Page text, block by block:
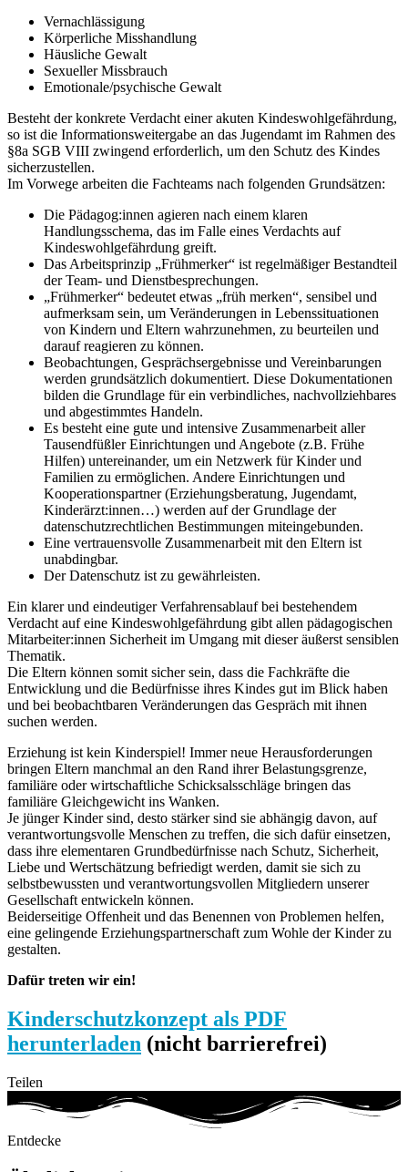
Vernachlässigung
Körperliche Misshandlung
Häusliche Gewalt
Sexueller Missbrauch
Emotionale/psychische Gewalt
Besteht der konkrete Verdacht einer akuten Kindeswohlgefährdung,
so ist die Informationsweitergabe an das Jugendamt im Rahmen des
§8a SGB VIII zwingend erforderlich, um den Schutz des Kindes
sicherzustellen.
Im Vorwege arbeiten die Fachteams nach folgenden Grundsätzen:
Die Pädagog:innen agieren nach einem klaren
Handlungsschema, das im Falle eines Verdachts auf
Kindeswohlgefährdung greift.
Das Arbeitsprinzip „Frühmerker“ ist regelmäßiger Bestandteil
der Team- und Dienstbesprechungen.
„Frühmerker“ bedeutet etwas „früh merken“, sensibel und
aufmerksam sein, um Veränderungen in Lebenssituationen
von Kindern und Eltern wahrzunehmen, zu beurteilen und
darauf reagieren zu können.
Beobachtungen, Gesprächsergebnisse und Vereinbarungen
werden grundsätzlich dokumentiert. Diese Dokumentationen
bilden die Grundlage für ein verbindliches, nachvollziehbares
und abgestimmtes Handeln.
Es besteht eine gute und intensive Zusammenarbeit aller
Tausendfüßler Einrichtungen und Angebote (z.B. Frühe
Hilfen) untereinander, um ein Netzwerk für Kinder und
Familien zu ermöglichen. Andere Einrichtungen und
Kooperationspartner (Erziehungsberatung, Jugendamt,
Kinderärzt:innen…) werden auf der Grundlage der
datenschutzrechtlichen Bestimmungen miteingebunden.
Eine vertrauensvolle Zusammenarbeit mit den Eltern ist
unabdingbar.
Der Datenschutz ist zu gewährleisten.
Ein klarer und eindeutiger Verfahrensablauf bei bestehendem
Verdacht auf eine Kindeswohlgefährdung gibt allen pädagogischen
Mitarbeiter:innen Sicherheit im Umgang mit dieser äußerst sensiblen
Thematik.
Die Eltern können somit sicher sein, dass die Fachkräfte die
Entwicklung und die Bedürfnisse ihres Kindes gut im Blick haben
und bei beobachtbaren Veränderungen das Gespräch mit ihnen
suchen werden.
Erziehung ist kein Kinderspiel! Immer neue Herausforderungen
bringen Eltern manchmal an den Rand ihrer Belastungsgrenze,
familiäre oder wirtschaftliche Schicksalsschläge bringen das
familiäre Gleichgewicht ins Wanken.
Je jünger Kinder sind, desto stärker sind sie abhängig davon, auf
verantwortungsvolle Menschen zu treffen, die sich dafür einsetzen,
dass ihre elementaren Grundbedürfnisse nach Schutz, Sicherheit,
Liebe und Wertschätzung befriedigt werden, damit sie sich zu
selbstbewussten und verantwortungsvollen Mitgliedern unserer
Gesellschaft entwickeln können.
Beiderseitige Offenheit und das Benennen von Problemen helfen,
eine gelingende Erziehungspartnerschaft zum Wohle der Kinder zu
gestalten.
Dafür treten wir ein!
Kinderschutzkonzept als PDF
herunterladen (nicht barrierefrei)
Teilen
Entdecke